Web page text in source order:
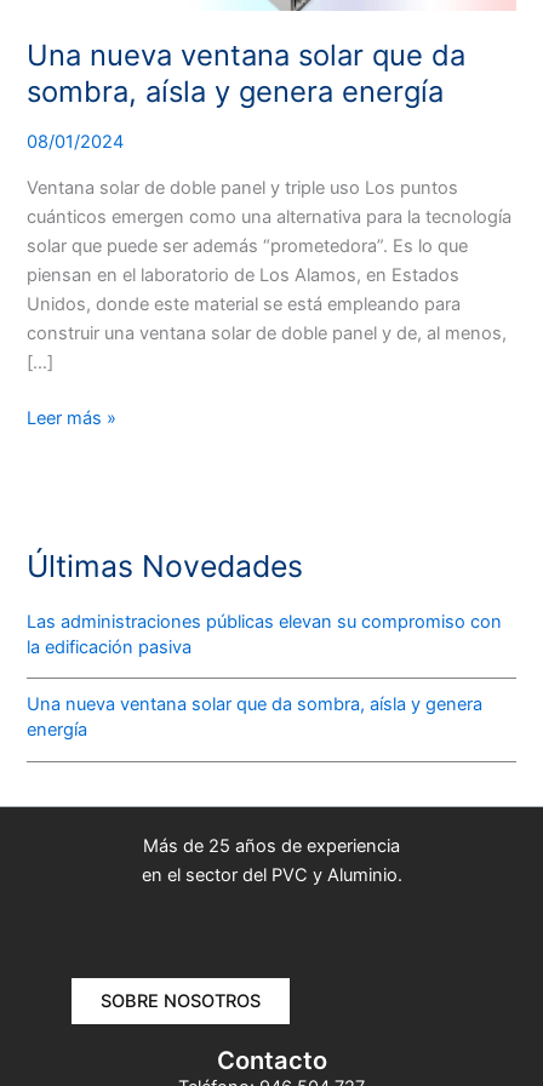
Una nueva ventana solar que da
sombra, aísla y genera energía
08/01/2024
Ventana solar de doble panel y triple uso Los puntos
cuánticos emergen como una alternativa para la tecnología
solar que puede ser además “prometedora”. Es lo que
piensan en el laboratorio de Los Alamos, en Estados
Unidos, donde este material se está empleando para
construir una ventana solar de doble panel y de, al menos,
[…]
Leer más »
Últimas Novedades
Las administraciones públicas elevan su compromiso con
la edificación pasiva
Una nueva ventana solar que da sombra, aísla y genera
energía
Más de 25 años de experiencia
en el sector del PVC y Aluminio.
SOBRE NOSOTROS
Contacto